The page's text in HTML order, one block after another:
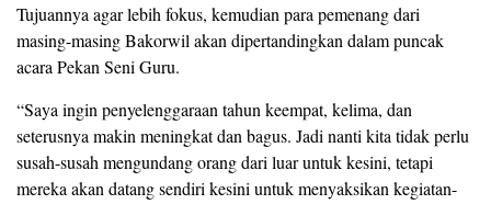
Tujuannya agar lebih fokus, kemudian para pemenang dari
masing-masing Bakorwil akan dipertandingkan dalam puncak
acara Pekan Seni Guru.
“Saya ingin penyelenggaraan tahun keempat, kelima, dan
seterusnya makin meningkat dan bagus. Jadi nanti kita tidak perlu
susah-susah mengundang orang dari luar untuk kesini, tetapi
mereka akan datang sendiri kesini untuk menyaksikan kegiatan-